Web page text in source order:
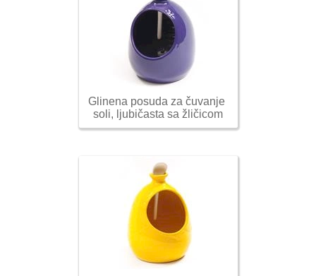
Glinena posuda za čuvanje
soli, ljubičasta sa žličicom